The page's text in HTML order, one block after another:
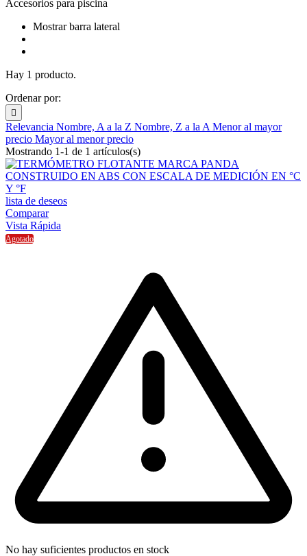
Accesorios para piscina
Mostrar barra lateral
Hay 1 producto.
Ordenar por:

Relevancia Nombre, A a la Z Nombre, Z a la A Menor al mayor
precio Mayor al menor precio
Mostrando 1-1 de 1 artículos(s)
lista de deseos
Comparar
Vista Rápida
Agotado
No hay suficientes productos en stock